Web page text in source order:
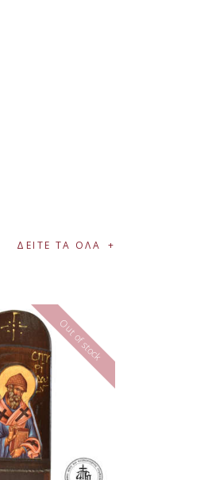
ΔΕΙΤΕ ΤΑ ΟΛΑ
Out of stock